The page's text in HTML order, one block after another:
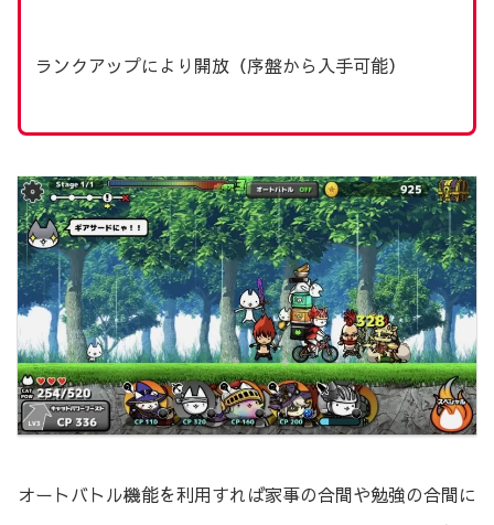
ランクアップにより開放（序盤から入手可能）
オートバトル機能を利用すれば家事の合間や勉強の合間に